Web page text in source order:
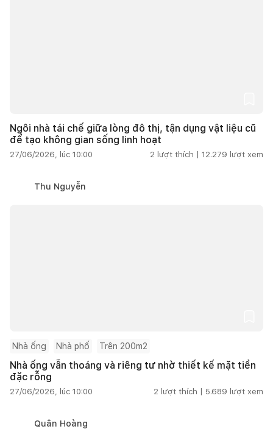
Ngôi nhà tái chế giữa lòng đô thị, tận dụng vật liệu cũ
để tạo không gian sống linh hoạt
27/06/2026, lúc 10:00 2 lượt thích | 12.279 lượt xem
Thu Nguyễn
Nhà ống Nhà phố Trên 200m2
Nhà ống vẫn thoáng và riêng tư nhờ thiết kế mặt tiền
đặc rỗng
27/06/2026, lúc 10:00 2 lượt thích | 5.689 lượt xem
Quân Hoàng